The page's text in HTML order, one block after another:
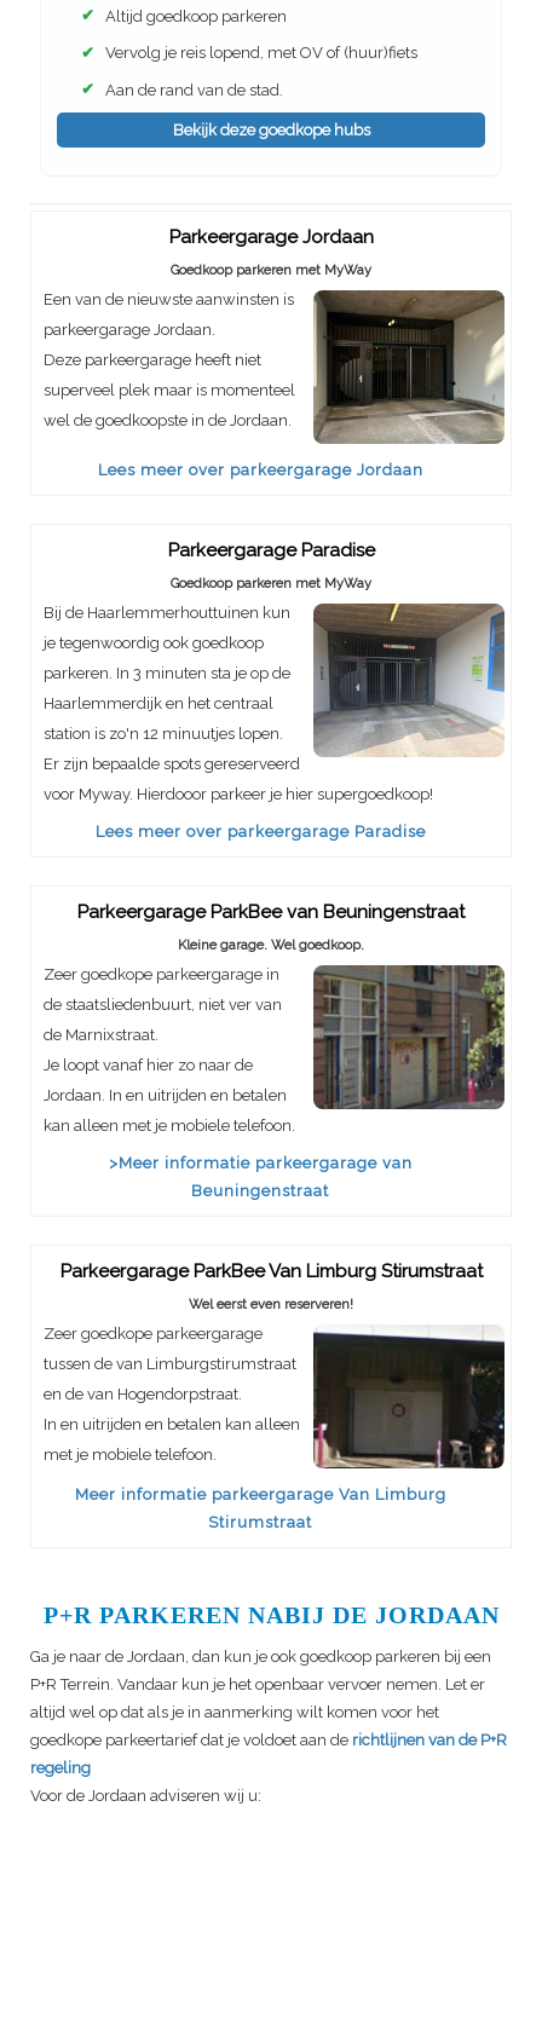
✔ Altijd goedkoop parkeren
✔ Vervolg je reis lopend, met OV of (huur)fiets
✔ Aan de rand van de stad.
Bekijk deze goedkope hubs
Parkeergarage Jordaan
Goedkoop parkeren met MyWay
Een van de nieuwste aanwinsten is
parkeergarage Jordaan.
Deze parkeergarage heeft niet
superveel plek maar is momenteel
wel de goedkoopste in de Jordaan.
Lees meer over parkeergarage Jordaan
Parkeergarage Paradise
Goedkoop parkeren met MyWay
Bij de Haarlemmerhouttuinen kun
je tegenwoordig ook goedkoop
parkeren. In 3 minuten sta je op de
Haarlemmerdijk en het centraal
station is zo'n 12 minuutjes lopen.
Er zijn bepaalde spots gereserveerd
voor Myway. Hierdooor parkeer je hier supergoedkoop!
Lees meer over parkeergarage Paradise
Parkeergarage ParkBee van Beuningenstraat
Kleine garage. Wel goedkoop.
Zeer goedkope parkeergarage in
de staatsliedenbuurt, niet ver van
de Marnixstraat.
Je loopt vanaf hier zo naar de
Jordaan. In en uitrijden en betalen
kan alleen met je mobiele telefoon.
>Meer informatie parkeergarage van
Beuningenstraat
Parkeergarage ParkBee Van Limburg Stirumstraat
Wel eerst even reserveren!
Zeer goedkope parkeergarage
tussen de van Limburgstirumstraat
en de van Hogendorpstraat.
In en uitrijden en betalen kan alleen
met je mobiele telefoon.
Meer informatie parkeergarage Van Limburg
Stirumstraat
P+R PARKEREN NABIJ DE JORDAAN
Ga je naar de Jordaan, dan kun je ook goedkoop parkeren bij een
P+R Terrein. Vandaar kun je het openbaar vervoer nemen. Let er
altijd wel op dat als je in aanmerking wilt komen voor het
goedkope parkeertarief dat je voldoet aan de richtlijnen van de P+R
regeling
Voor de Jordaan adviseren wij u: